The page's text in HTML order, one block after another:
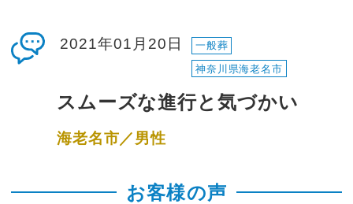
2021年01月20日
一般葬
神奈川県海老名市
スムーズな進行と気づかい
海老名市／男性
お客様の声